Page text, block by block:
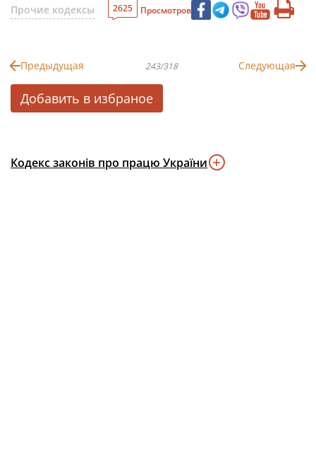
Прочие кодексы
2625 Просмотров
Предыдущая 243/318 Следующая
Добавить в избраное
Кодекс законів про працю України